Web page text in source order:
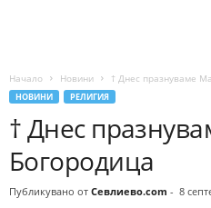
Начало Новини † Днес празнуваме
НОВИНИ РЕЛИГИЯ
† Днес
Богородица
Публикувано от Севлиево.com - 8